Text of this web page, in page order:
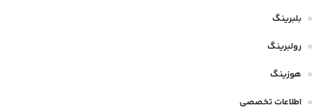
بلبرینگ
رولبرینگ
هوزینگ
اطلاعات تخصصی